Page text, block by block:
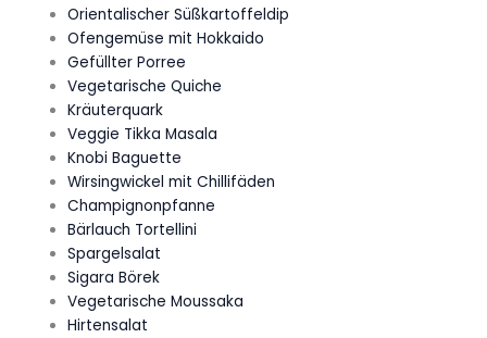
Orientalischer Süßkartoffeldip
Ofengemüse mit Hokkaido
Gefüllter Porree
Vegetarische Quiche
Kräuterquark
Veggie Tikka Masala
Knobi Baguette
Wirsingwickel mit Chillifäden
Champignonpfanne
Bärlauch Tortellini
Spargelsalat
Sigara Börek
Vegetarische Moussaka
Hirtensalat